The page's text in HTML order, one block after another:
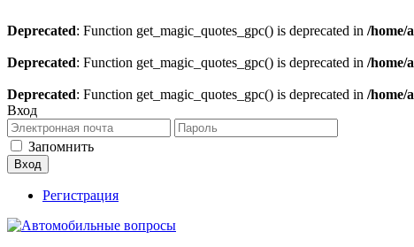
Deprecated: Function get_magic_quotes_gpc() is deprecated in /home/
Deprecated: Function get_magic_quotes_gpc() is deprecated in /home/
Deprecated: Function get_magic_quotes_gpc() is deprecated in /home/
Вход
Запомнить
Регистрация